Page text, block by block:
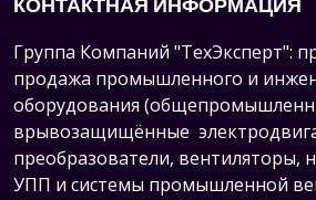
Группа Компаний "ТехЭксперт":
продажа промышленного и
оборудования
врывозащищённые
преобразователи, вентиляторы,
УПП и системы промышленной